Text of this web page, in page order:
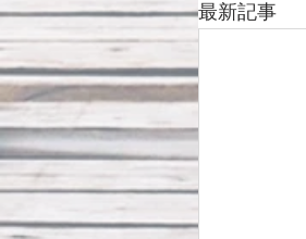
最新記事